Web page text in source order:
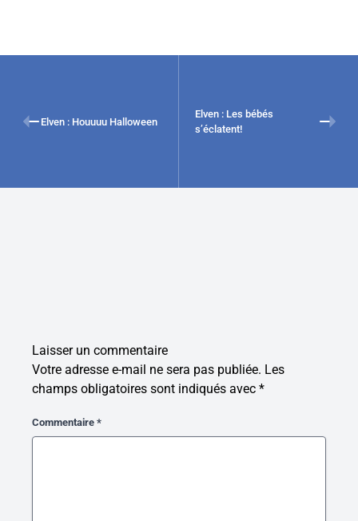
Elven : Les bébés
s’éclatent!
Elven : Houuuu Halloween
Laisser un commentaire
Votre adresse e-mail ne sera pas publiée. Les
champs obligatoires sont indiqués avec *
Commentaire *